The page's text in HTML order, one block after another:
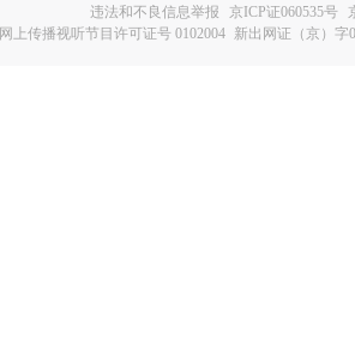
违法和不良信息举报
京ICP证060535号
网上传播视听节目许可证号 0102004 新出网证（京）